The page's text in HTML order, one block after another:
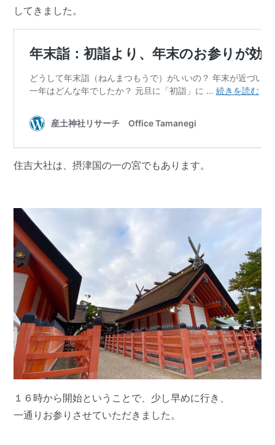
してきました。
住吉大社は、摂津国の一の宮でもあります。
１６時から開始ということで、少し早めに行き、
一通りお参りさせていただきました。